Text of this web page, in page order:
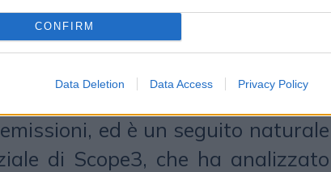
CONFIRM
Data Deletion Data Access Privacy Policy
“Avere a disposizione la
di carbonio di Scope3
di Teads Ad Manager permette
decisioni azionabili a
ed è un seguito naturale
di Scope3, che ha analizzato